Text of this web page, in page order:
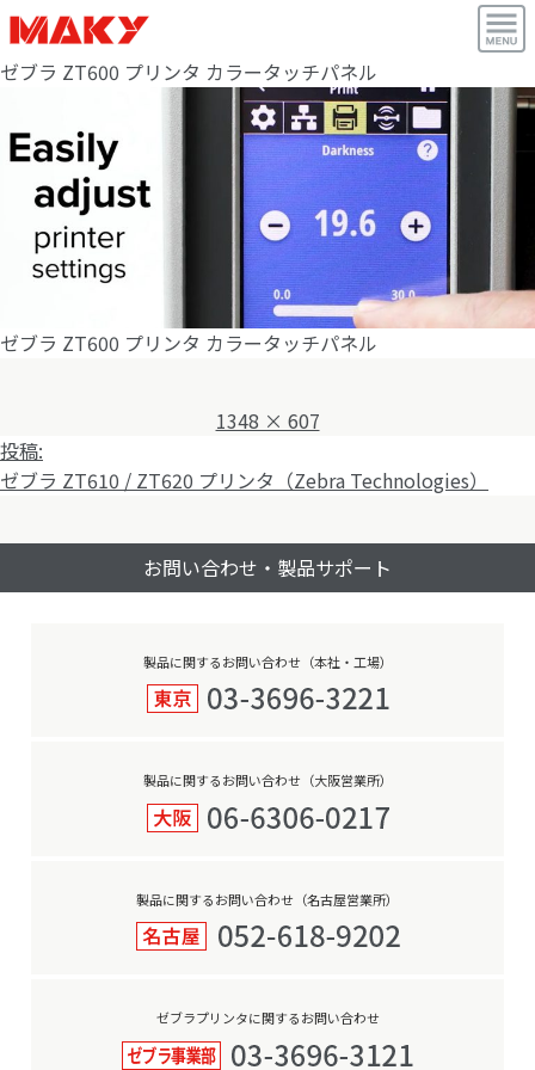
ゼブラ ZT600 プリンタ カラータッチパネル
ゼブラ ZT600 プリンタ カラータッチパネル
フ
サ
ズ
1348 × 607
投
稿
ビ
ー
投稿:
ゼブラ ZT610 / ZT620 プリンタ（Zebra Technologies）
お問い合わせ・製品サポート
製品に関するお問い合わせ（本社・工場）
製品に関するお問い合わせ（大阪営業所）
製品に関するお問い合わせ（名古屋営業所）
ゼブラプリンタに関するお問い合わせ